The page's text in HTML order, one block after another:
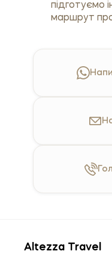
підготуємо
маршрут
Altezza Travel